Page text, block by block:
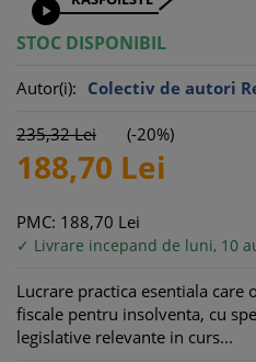

STOC DISPONIBIL
Autor(i): Colectiv de autori
235,32Lei (-20%)
188,70 Lei
PMC: 188,70 Lei
✓ Livrare incepand de luni, 10
Lucrare practica esentiala care
fiscale pentru insolventa, cu
legislative relevante in curs...